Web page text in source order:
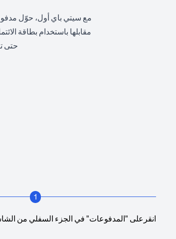
مع سيتي باي أول، حوّل
مقابلها باستخدام بطاقة
حتى
1
انقرعلى "المدفوعات" في الجزء السفلي من